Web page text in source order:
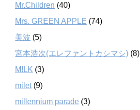
Mr.Children (40)
Mrs. GREEN APPLE (74)
美波 (5)
宮本浩次(エレファントカシマシ) (8)
M!LK (3)
milet(9)
millennium parade (3)